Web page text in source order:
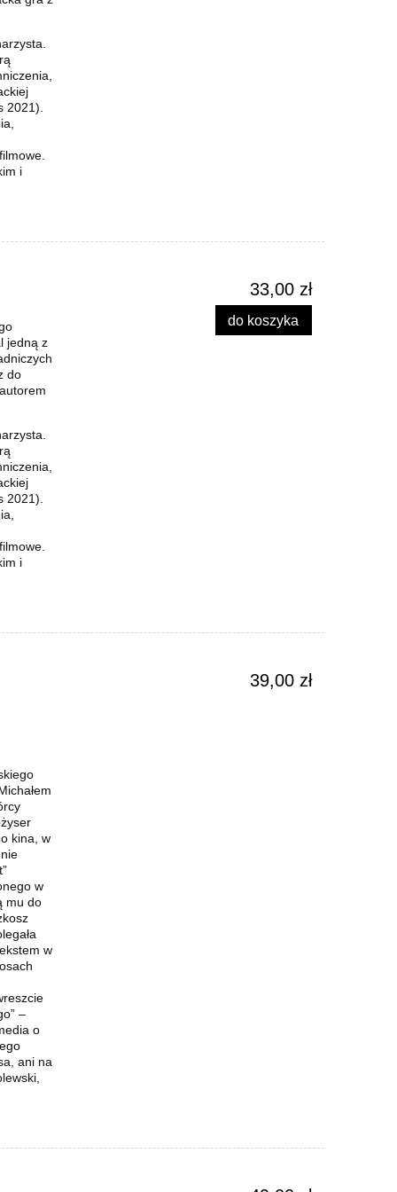
2021).
i
jedną z
do
2021).
i
33,00 zł
do koszyka
kina, w
w
mu do
w
–
o
ani na
39,00 zł